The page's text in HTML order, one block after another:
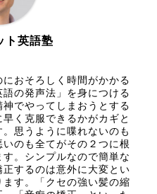
ト英語塾
おそろしく時間がかかる
の発声法」を身につける
でやってしまおうとする
く克服できるかがカギと
思うように喋れないのも
のも全てがその２つに根
。シンプルなので簡単な
するのは意外に大変とい
す。「クセの強い髪の縮